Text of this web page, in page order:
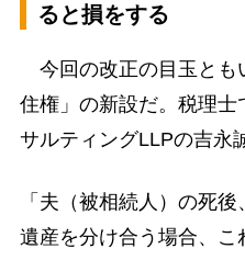
ると損をする
今回の改正の目玉とも
住権」の新設だ。税理
サルティングLLPの吉永
「夫（被相続人）の死
遺産を分け合う場合、